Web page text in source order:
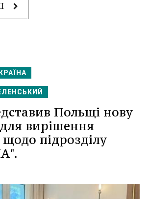
Польщі нову
вирішення
підрозділу